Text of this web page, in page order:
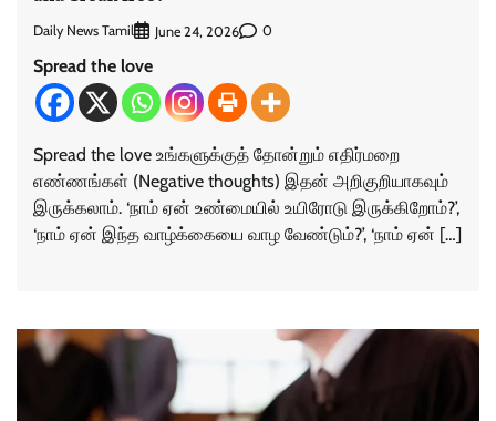
Daily News Tamil June 24, 2026 0
Spread the love
Spread the love உங்களுக்குத் தோன்றும் எதிர்மறை
எண்ணங்கள் (Negative thoughts) இதன் அறிகுறியாகவும்
இருக்கலாம். ‘நாம் ஏன் உண்மையில் உயிரோடு இருக்கிறோம்?’,
‘நாம் ஏன் இந்த வாழ்க்கையை வாழ வேண்டும்?’, ‘நாம் ஏன் […]